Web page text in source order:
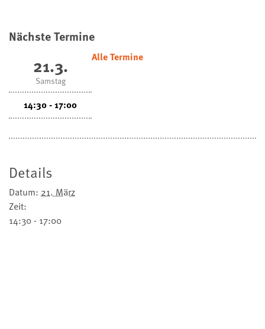
Nächste Termine
21.3.
Samstag
14:30 - 17:00
Alle Termine
Details
Datum: 21. März
Zeit:
14:30 - 17:00